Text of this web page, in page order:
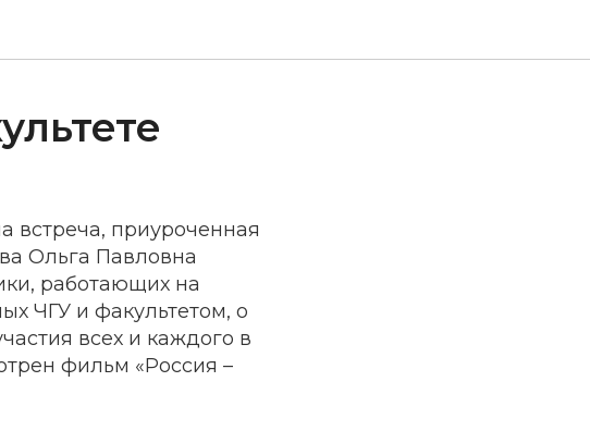
встреча, приуроченная
Ольга Павловна
работающих на
ЧГУ и факультетом, о
всех и каждого в
фильм «Россия –